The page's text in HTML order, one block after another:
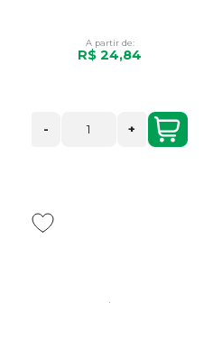
A partir de:
R$ 24,84
- +